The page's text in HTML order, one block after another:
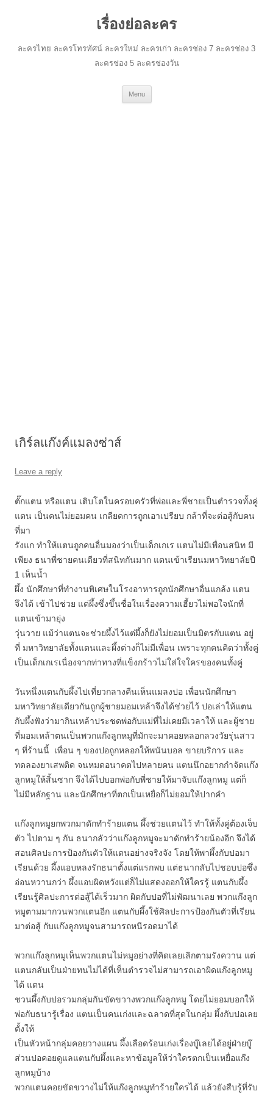
เรื่องย่อละคร
ละครไทย ละครโทรทัศน์ ละครใหม่ ละครเก่า ละครช่อง 7 ละครช่อง 3
ละครช่อง 5 ละครช่องวัน
Menu
เกิร์ลแก๊งค์แมลงซ่าส์
Leave a reply
ตั๊กแตน หรือแตน เติบโตในครอบครัวที่พ่อและพี่ชายเป็นตำรวจทั้งคู่
แตน เป็นคนไม่ยอมคน เกลียดการถูกเอาเปรียบ กล้าที่จะต่อสู้กับคน
ที่มา
รังแก ทำให้แตนถูกคนอื่นมองว่าเป็นเด็กเกเร แตนไม่มีเพื่อนสนิท มี
เพียง ธนาพี่ชายคนเดียวที่สนิทกันมาก แตนเข้าเรียนมหาวิทยาลัยปี
1 เห็นน้ำ
ผึ้ง นักศึกษาที่ทำงานพิเศษในโรงอาหารถูกนักศึกษาอื่นแกล้ง แตน
จึงได้ เข้าไปช่วย แต่ผึ้งซึ่งขึ้นชื่อในเรื่องความเฮี้ยวไม่พอใจนักที่
แตนเข้ามายุ่ง
วุ่นวาย แม้ว่าแตนจะช่วยผึ้งไว้แต่ผึ้งก็ยังไม่ยอมเป็นมิตรกับแตน อยู่
ที่ มหาวิทยาลัยทั้งแตนและผึ้งต่างก็ไม่มีเพื่อน เพราะทุกคนคิดว่าทั้งคู่
เป็นเด็กเกเรเนื่องจากท่าทางที่แข็งกร้าวไม่ใส่ใจใครของคนทั้งคู่
วันหนึ่งแตนกับผึ้งไปเที่ยวกลางคืนเห็นแมลงปอ เพื่อนนักศึกษา
มหาวิทยาลัยเดียวกันถูกผู้ชายมอมเหล้าจึงได้ช่วยไว้ ปอเล่าให้แตน
กับผึ้งฟังว่ามากินเหล้าประชดพ่อกับแม่ที่ไม่เคยมีเวลาให้ และผู้ชาย
ที่มอมเหล้าตนเป็นพวกแก๊งลูกหมูที่มักจะมาคอยหลอกลวงวัยรุ่นสาว
ๆ ที่ร้านนี้ เพื่อน ๆ ของปอถูกหลอกให้พนันบอล ขายบริการ และ
ทดลองยาเสพติด จนหมดอนาคตไปหลายคน แตนนึกอยากกำจัดแก๊ง
ลูกหมูให้สิ้นซาก จึงได้ไปบอกพ่อกับพี่ชายให้มาจับแก๊งลูกหมู แต่ก็
ไม่มีหลักฐาน และนักศึกษาที่ตกเป็นเหยื่อก็ไม่ยอมให้ปากคำ
แก๊งลูกหมูยกพวกมาดักทำร้ายแตน ผึ้งช่วยแตนไว้ ทำให้ทั้งคู่ต้องเจ็บ
ตัว ไปตาม ๆ กัน ธนากลัวว่าแก๊งลูกหมูจะมาดักทำร้ายน้องอีก จึงได้
สอนศิลปะการป้องกันตัวให้แตนอย่างจริงจัง โดยให้พาผึ้งกับปอมา
เรียนด้วย ผึ้งแอบหลงรักธนาตั้งแต่แรกพบ แต่ธนากลับไปชอบปอซึ่ง
อ่อนหวานกว่า ผึ้งแอบผิดหวังแต่ก็ไม่แสดงออกให้ใครรู้ แตนกับผึ้ง
เรียนรู้ศิลปะการต่อสู้ได้เร็วมาก ผิดกับปอที่ไม่พัฒนาเลย พวกแก๊งลูก
หมูตามมากวนพวกแตนอีก แตนกับผึ้งใช้ศิลปะการป้องกันตัวที่เรียน
มาต่อสู้ กับแก๊งลูกหมูจนสามารถหนีรอดมาได้
พวกแก๊งลูกหมูเห็นพวกแตนไม่หมูอย่างที่คิดเลยเลิกตามรังควาน แต่
แตนกลับเป็นฝ่ายทนไม่ได้ที่เห็นตำรวจไม่สามารถเอาผิดแก๊งลูกหมู
ได้ แตน
ชวนผึ้งกับปอรวมกลุ่มกันขัดขวางพวกแก๊งลูกหมู โดยไม่ยอมบอกให้
พ่อกับธนารู้เรื่อง แตนเป็นคนเก่งและฉลาดที่สุดในกลุ่ม ผึ้งกับปอเลย
ตั้งให้
เป็นหัวหน้ากลุ่มคอยวางแผน ผึ้งเลือดร้อนเก่งเรื่องบู๊เลยได้อยู่ฝ่ายบู๊
ส่วนปอคอยดูแลแตนกับผึ้งและหาข้อมูลให้ว่าใครตกเป็นเหยื่อแก๊ง
ลูกหมูบ้าง
พวกแตนคอยขัดขวางไม่ให้แก๊งลูกหมูทำร้ายใครได้ แล้วยังสืบรู้ที่รับ